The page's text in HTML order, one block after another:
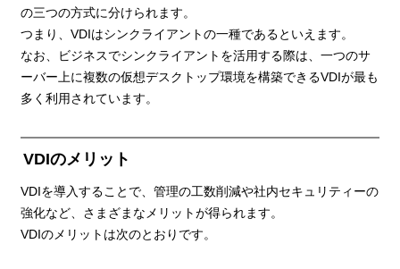
の三つの方式に分けられます。
つまり、VDIはシンクライアントの一種であるといえます。
なお、ビジネスでシンクライアントを活用する際は、一つのサ
ーバー上に複数の仮想デスクトップ環境を構築できるVDIが最も
多く利用されています。
VDIのメリット
VDIを導入することで、管理の工数削減や社内セキュリティーの
強化など、さまざまなメリットが得られます。
VDIのメリットは次のとおりです。